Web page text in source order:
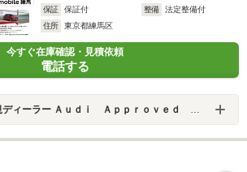
保証
保証付 整備
法定整備付
住所
東京都練馬区
今すぐ在庫確認・見積依頼
電話する
ラー Ａｕｄｉ Ａｐｐｒｏｖｅｄ Ａｕｔｏｍｏｂｉｌｅ練馬